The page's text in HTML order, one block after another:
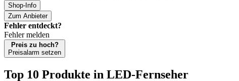
Shop-Info
Zum Anbieter
Fehler entdeckt?
Fehler melden
Preis zu hoch?
Preisalarm setzen
Top 10 Produkte in LED-Fernseher